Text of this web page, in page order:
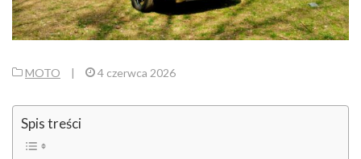
MOTO | 4 czerwca 2026
Spis treści